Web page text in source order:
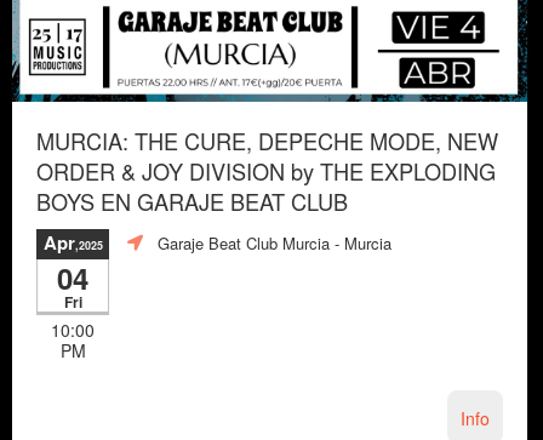
MURCIA: THE CURE, DEPECHE MODE, NEW
ORDER & JOY DIVISION by THE EXPLODING
BOYS EN GARAJE BEAT CLUB
Apr,2025
04
Fri
10:00
PM
Garaje Beat Club Murcia - Murcia
Info